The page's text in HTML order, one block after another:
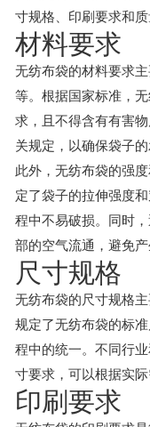
寸规格、印刷要求和质
材料要求
无纺布袋的材料要求
等。根据国家标准，
求，且不得含有有害
关规定，以确保袋子
此外，无纺布袋的强
定了袋子的拉伸强度
程中不易破损。同时
部的空气流通，避免产
尺寸规格
无纺布袋的尺寸规格
规定了无纺布袋的标
程中的统一。不同行
寸要求，可以根据实际
印刷要求